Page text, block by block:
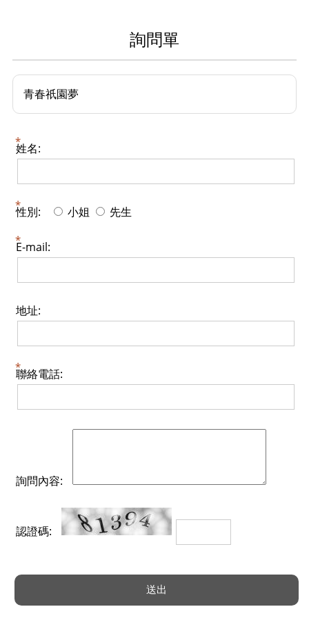
詢問單
青春祇園夢
姓名:
性別: 小姐 先生
E-mail:
地址:
聯絡電話:
詢問內容:
認證碼: